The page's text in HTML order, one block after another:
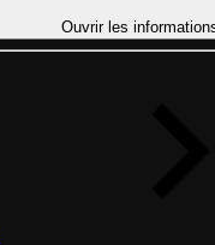
Ouvrir les